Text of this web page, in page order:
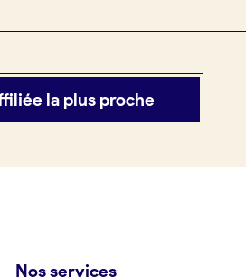
la plus proche
Nos services